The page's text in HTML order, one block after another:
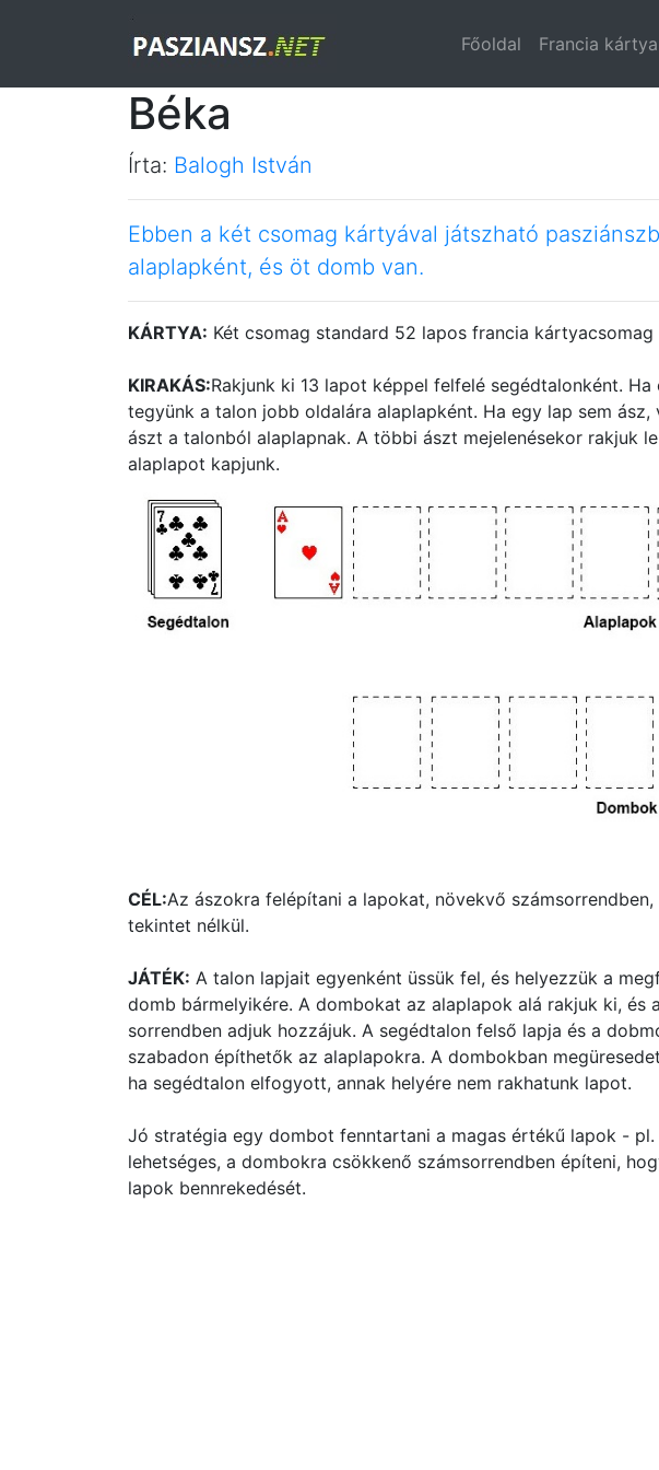
Főoldal Francia kártya
Béka
Írta: Balogh István
Ebben a két csomag kártyával játszható
alaplapként, és öt domb van.
KÁRTYA: Két csomag standard 52 lapos francia kártyacsomag
KIRAKÁS:Rakjunk ki 13 lapot képpel felfelé segédtalonként.
tegyünk a talon jobb oldalára alaplapként. Ha egy lap sem
ászt a talonból alaplapnak. A többi ászt mejelenésekor rakjuk
alaplapot kapjunk.
CÉL:Az ászokra felépítani a lapokat, növekvő
tekintet nélkül.
JÁTÉK: A talon lapjait egyenként üssük fel, és helyezzük a
domb bármelyikére. A dombokat az alaplapok alá rakjuk ki, és
sorrendben adjuk hozzájuk. A segédtalon felső lapja és a
szabadon építhetők az alaplapokra. A dombokban
ha segédtalon elfogyott, annak helyére nem rakhatunk lapot.
Jó stratégia egy dombot fenntartani a magas értékű lapok - pl.
lehetséges, a dombokra csökkenő számsorrendben építeni,
lapok bennrekedését.